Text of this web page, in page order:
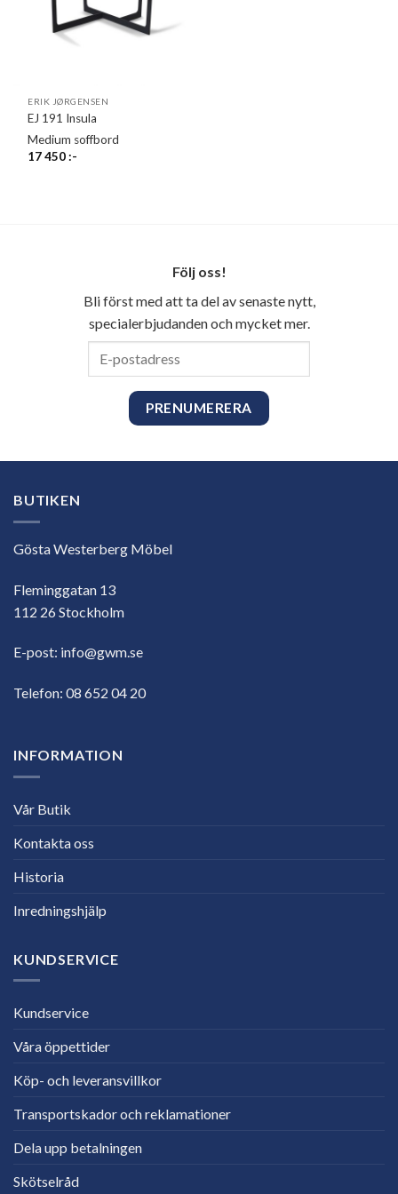
ERIK JØRGENSEN
EJ 191 Insula
Medium soffbord
17 450:-
Följ oss!
Bli först med att ta del av senaste nytt,
specialerbjudanden och mycket mer.
BUTIKEN
Gösta Westerberg Möbel
Fleminggatan 13
112 26 Stockholm
E-post: info@gwm.se
Telefon: 08 652 04 20
INFORMATION
Vår Butik
Kontakta oss
Historia
Inredningshjälp
KUNDSERVICE
Kundservice
Våra öppettider
Köp- och leveransvillkor
Transportskador och reklamationer
Dela upp betalningen
Skötselråd